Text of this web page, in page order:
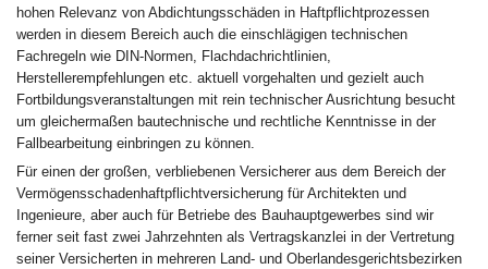
hohen Relevanz von Abdichtungsschäden in Haftpflichtprozessen
werden in diesem Bereich auch die einschlägigen technischen
Fachregeln wie DIN-Normen, Flachdachrichtlinien,
Herstellerempfehlungen etc. aktuell vorgehalten und gezielt auch
Fortbildungsveranstaltungen mit rein technischer Ausrichtung besucht
um gleichermaßen bautechnische und rechtliche Kenntnisse in der
Fallbearbeitung einbringen zu können.
Für einen der großen, verbliebenen Versicherer aus dem Bereich der
Vermögensschadenhaftpflichtversicherung für Architekten und
Ingenieure, aber auch für Betriebe des Bauhauptgewerbes sind wir
ferner seit fast zwei Jahrzehnten als Vertragskanzlei in der Vertretung
seiner Versicherten in mehreren Land- und Oberlandesgerichtsbezirken